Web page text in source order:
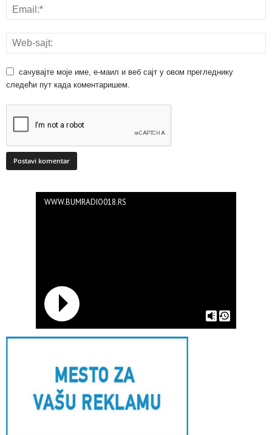
сачувајте моје име, е-маил и веб сајт у овом прегледнику
следећи пут када коментаришем.
WWW.BUMRADIO018.RS